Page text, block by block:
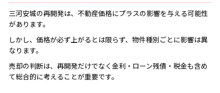
三河安城の再開発は、不動産価格にプラスの影響を与える可能性
があります。
しかし、価格が必ず上がるとは限らず、物件種別ごとに影響は異
なります。
売却の判断は、再開発だけでなく金利・ローン残債・税金も含め
て総合的に考えることが重要です。